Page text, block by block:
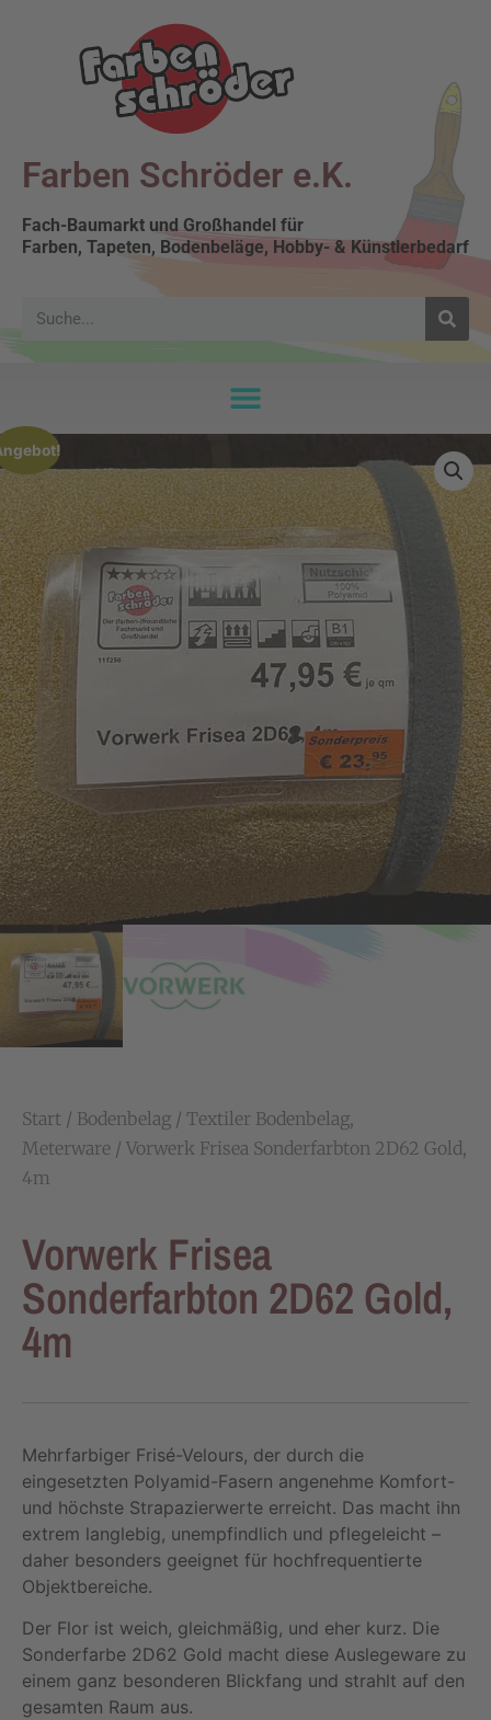
Farben Schröder e.K.
Fach-Baumarkt und Großhandel für
Farben, Tapeten, Bodenbeläge, Hobby- & Künstlerbedarf
Start / Bodenbelag / Textiler Bodenbelag,
Meterware / Vorwerk Frisea Sonderfarbton 2D62 Gold,
4m
Vorwerk Frisea
Sonderfarbton 2D62 Gold,
4m
Mehrfarbiger Frisé-Velours, der durch die
eingesetzten Polyamid-Fasern angenehme Komfort-
und höchste Strapazierwerte erreicht. Das macht ihn
extrem langlebig, unempfindlich und pflegeleicht –
daher besonders geeignet für hochfrequentierte
Objektbereiche.
Der Flor ist weich, gleichmäßig, und eher kurz. Die
Sonderfarbe 2D62 Gold macht diese Auslegeware zu
einem ganz besonderen Blickfang und strahlt auf den
gesamten Raum aus.